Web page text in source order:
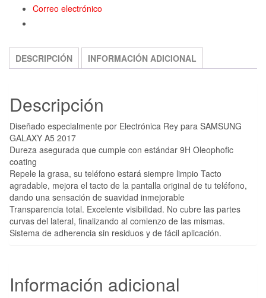
Correo electrónico
DESCRIPCIÓN INFORMACIÓN ADICIONAL
Descripción
Diseñado especialmente por Electrónica Rey para SAMSUNG
GALAXY A5 2017
Dureza asegurada que cumple con estándar 9H Oleophofic
coating
Repele la grasa, su teléfono estará siempre limpio Tacto
agradable, mejora el tacto de la pantalla original de tu teléfono,
dando una sensación de suavidad inmejorable
Transparencia total. Excelente visibilidad. No cubre las partes
curvas del lateral, finalizando al comienzo de las mismas.
Sistema de adherencia sin residuos y de fácil aplicación.
Información adicional